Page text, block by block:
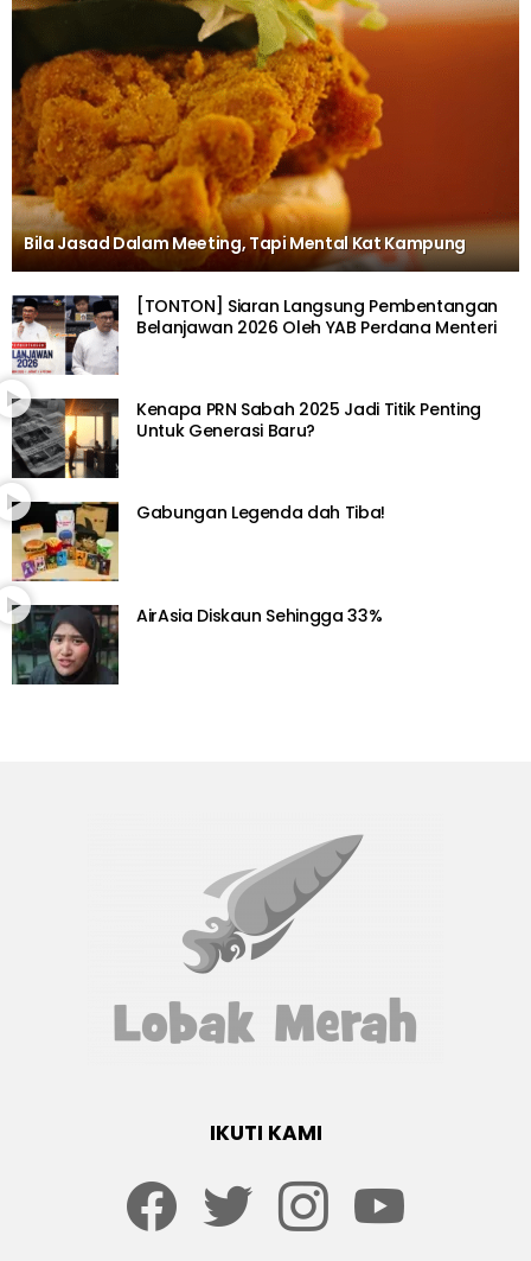
Bila Jasad Dalam Meeting, Tapi Mental Kat Kampung
[TONTON] Siaran Langsung Pembentangan
Belanjawan 2026 Oleh YAB Perdana Menteri
Kenapa PRN Sabah 2025 Jadi Titik Penting
Untuk Generasi Baru?
Gabungan Legenda dah Tiba!
AirAsia Diskaun Sehingga 33%
IKUTI KAMI